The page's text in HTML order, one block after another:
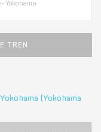
Yokohama
TREN
Yokohama (Yokohama